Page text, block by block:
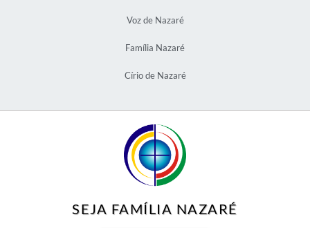
Voz de Nazaré
Família Nazaré
Círio de Nazaré
SEJA FAMÍLIA NAZARÉ